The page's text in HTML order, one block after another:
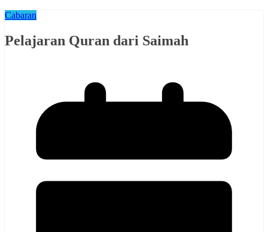
Cabaran
Pelajaran Quran dari Saimah